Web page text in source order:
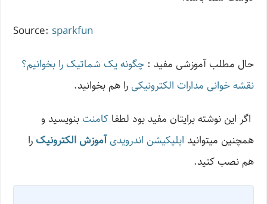
Source: sparkfun
حال مطلب آموزشی مفید :چگونه یک شماتیک را بخوانیم؟
نقشه خوانی مدارات الکترونیکی را هم بخوانید.
اگر این نوشته‌ برایتان مفید بود لطفاکامنت بنویسید و
همچنین میتوانید اپلیکیشن اندرویدیآموزش الکترونیک را
هم نصب کنید.